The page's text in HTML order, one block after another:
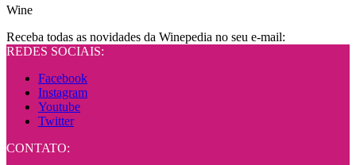
Wine
Receba todas as novidades da Winepedia no seu e-mail:
REDES SOCIAIS:
Facebook
Instagram
Youtube
Twitter
CONTATO: